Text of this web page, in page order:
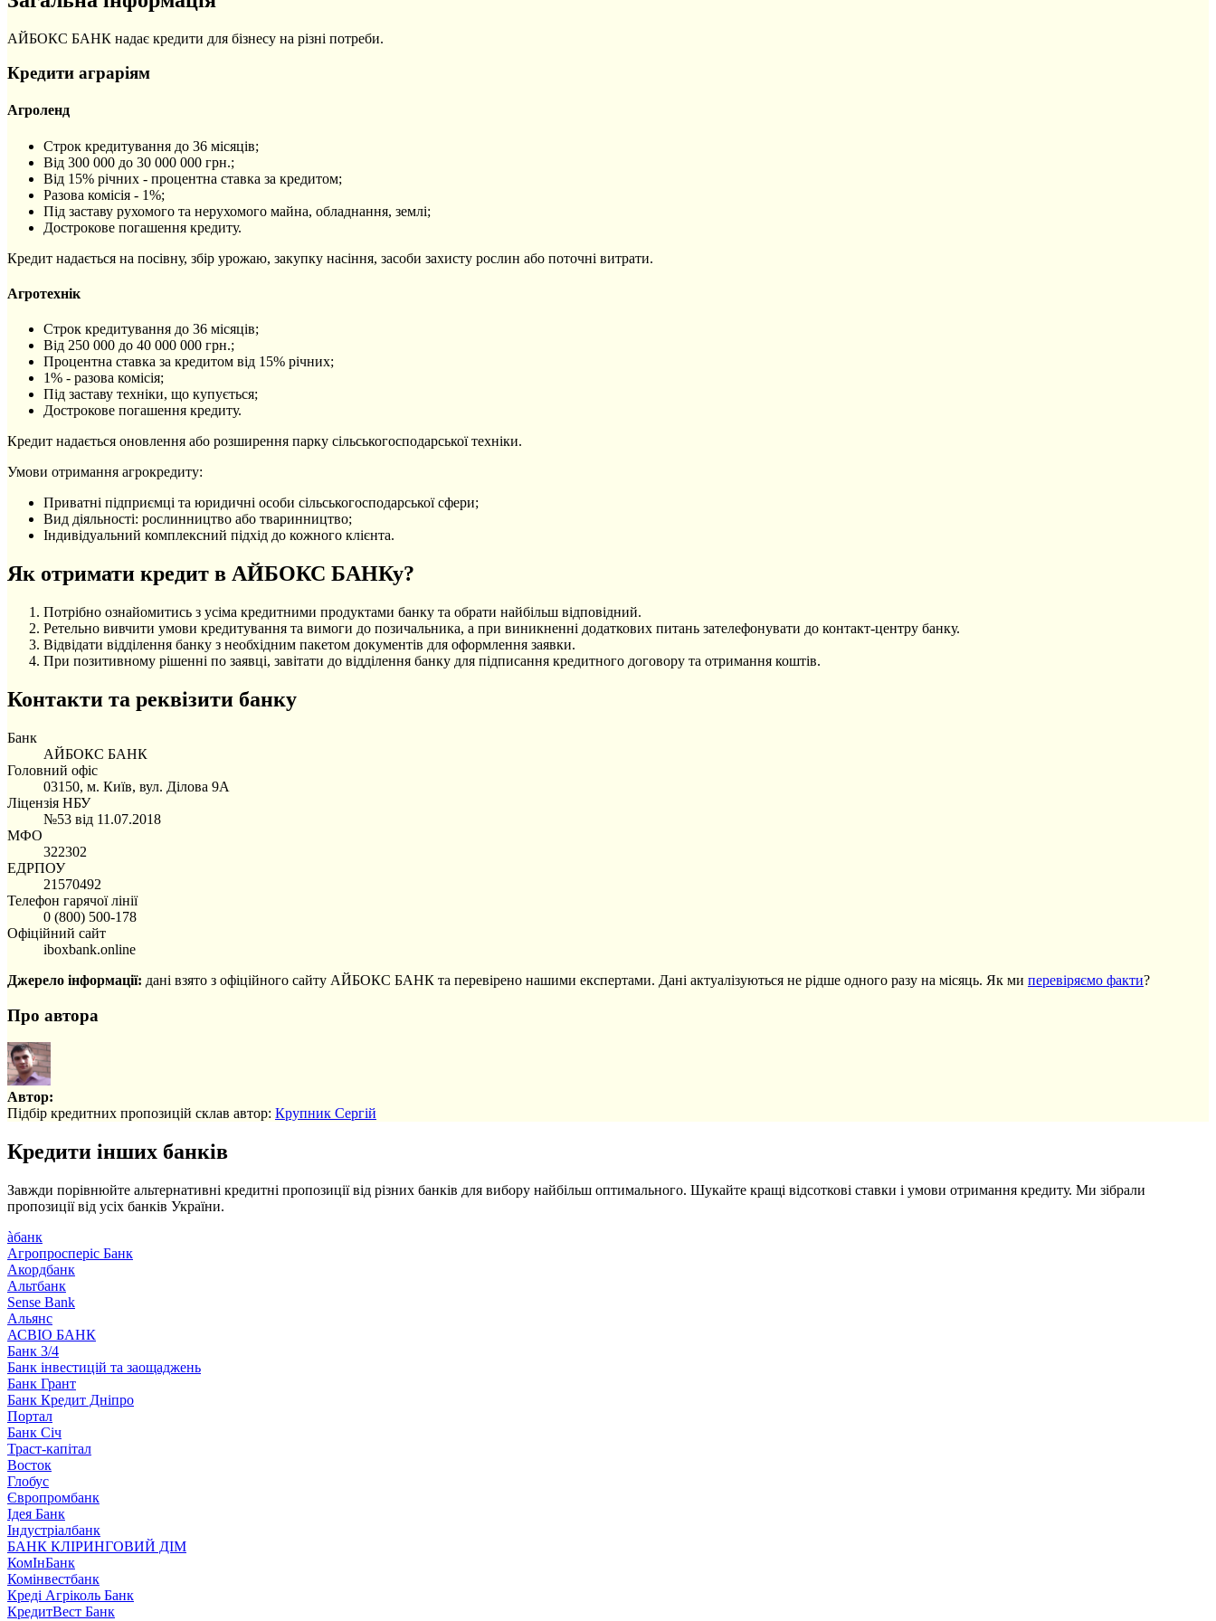
АЙБОКС БАНК надає кредити для бізнесу на різні потреби.
Кредити аграріям
Агроленд
Строк кредитування до 36 місяців;
Від 300 000 до 30 000 000 грн.;
Від 15% річних - процентна ставка за кредитом;
Разова комісія - 1%;
Під заставу рухомого та нерухомого майна, обладнання, землі;
Дострокове погашення кредиту.
Кредит надається на посівну, збір урожаю, закупку насіння, засоби захисту рослин або поточні витрати.
Агротехнік
Строк кредитування до 36 місяців;
Від 250 000 до 40 000 000 грн.;
Процентна ставка за кредитом від 15% річних;
1% - разова комісія;
Під заставу техніки, що купується;
Дострокове погашення кредиту.
Кредит надається оновлення або розширення парку сільськогосподарської техніки.
Умови отримання агрокредиту:
Приватні підприємці та юридичні особи сільськогосподарської сфери;
Вид діяльності: рослинництво або тваринництво;
Індивідуальний комплексний підхід до кожного клієнта.
Як отримати кредит в АЙБОКС БАНКу?
Потрібно ознайомитись з усіма кредитними продуктами банку та обрати найбільш відповідний.
Ретельно вивчити умови кредитування та вимоги до позичальника, а при виникненні додаткових питань зателефонувати до контакт-центру банку.
Відвідати відділення банку з необхідним пакетом документів для оформлення заявки.
При позитивному рішенні по заявці, завітати до відділення банку для підписання кредитного договору та отримання коштів.
Контакти та реквізити банку
Банк
АЙБОКС БАНК
Головний офіс
03150, м. Київ, вул. Ділова 9А
Ліцензія НБУ
№53 від 11.07.2018
МФО
322302
ЕДРПОУ
21570492
Телефон гарячої лінії
0 (800) 500-178
Офіційний сайт
iboxbank.online
Джерело інформації: дані взято з офіційного сайту АЙБОКС БАНК та перевірено нашими експертами. Дані актуалізуються не рідше одного разу на місяць. Як ми перевіряємо факти?
Про автора
Автор:
Підбір кредитних пропозицій склав автор: Крупник Сергій
Кредити інших банків
Завжди порівнюйте альтернативні кредитні пропозиції від різних банків для вибору найбільш оптимального. Шукайте кращі відсоткові ставки і умови отримання кредиту. Ми зібрали
пропозиції від усіх банків України.
àбанк
Агропросперіс Банк
Акордбанк
Альтбанк
Sense Bank
Альянс
АСВІО БАНК
Банк 3/4
Банк інвестицій та заощаджень
Банк Грант
Банк Кредит Дніпро
Портал
Банк Січ
Траст-капітал
Восток
Глобус
Європромбанк
Ідея Банк
Індустріалбанк
БАНК КЛІРИНГОВИЙ ДІМ
КомІнБанк
Комінвестбанк
Креді Агріколь Банк
КредитВест Банк